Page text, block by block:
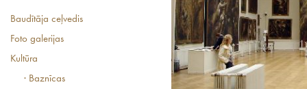
Baudītāja ceļvedis
Foto galerijas
Kultūra
· Baznīcas